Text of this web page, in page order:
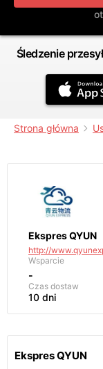
Śledzenie
Strona główna
Ekspres QYUN
http://
Wsparcie
-
Czas dostaw
10 dni
Ekspres QYUN